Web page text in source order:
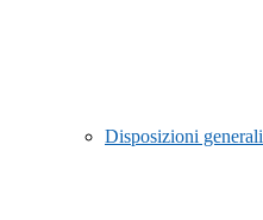
Disposizioni generali